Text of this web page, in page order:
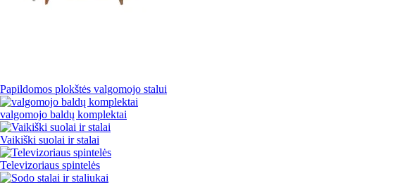
Papildomos plokštės valgomojo stalui
valgomojo baldų komplektai
Vaikiški suolai ir stalai
Televizoriaus spintelės